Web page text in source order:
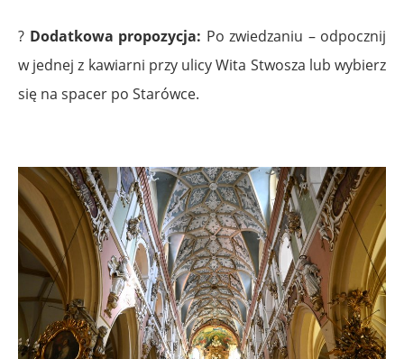
? Dodatkowa propozycja: Po zwiedzaniu – odpocznij
w jednej z kawiarni przy ulicy Wita Stwosza lub wybierz
się na spacer po Starówce.